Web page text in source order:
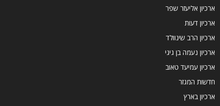
ארכיון אליעזר שפר
ארכיון דעות
ארכיון הרב שינוולד
ארכיון נעמה בן גיגי
ארכיון עמיעד טאוב
חדשות המגזר
ארכיון בארץ